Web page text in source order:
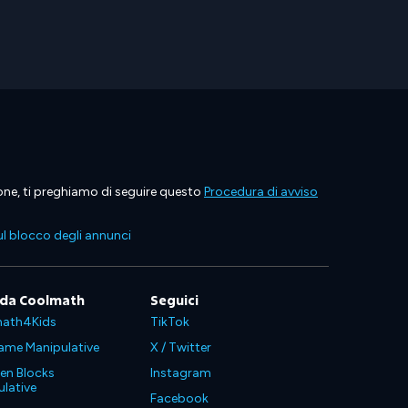
ti preghiamo di seguire questo Procedura di avviso
blocco degli annunci
Coolmath
Manipulative
Blocks
Seguici
TikTok
X / Twitter
Instagram
Facebook